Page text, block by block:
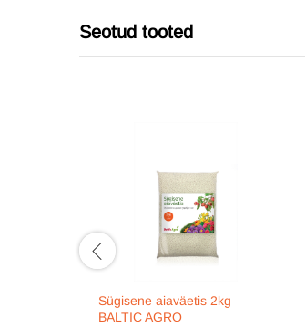
Seotud tooted
Sügisene aiaväetis 2kg
BALTIC AGRO